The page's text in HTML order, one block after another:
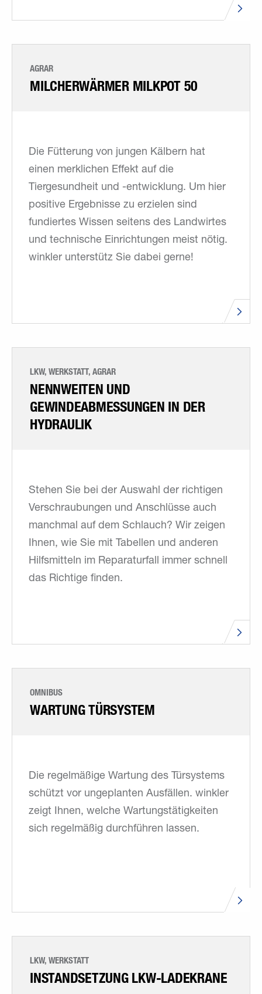
AGRAR
MILCH­ERWÄRMER MILKPOT 50
Die Fütterung von jungen Kälbern hat
einen merklichen Effekt auf die
Tiergesundheit und -entwicklung. Um hier
positive Ergebnisse zu erzielen sind
fundiertes Wissen seitens des Landwirtes
und technische Einrichtungen meist nötig.
winkler unterstütz Sie dabei gerne!
LKW, WERKSTATT, AGRAR
NENNWEITEN UND
GEWINDEABMESSUNGEN IN DER
HYDRAULIK
Stehen Sie bei der Auswahl der richtigen
Verschraubungen und Anschlüsse auch
manchmal auf dem Schlauch? Wir zeigen
Ihnen, wie Sie mit Tabellen und anderen
Hilfsmitteln im Reparaturfall immer schnell
das Richtige finden.
OMNIBUS
WARTUNG TÜRSYSTEM
Die regelmäßige Wartung des Türsystems
schützt vor ungeplanten Ausfällen. winkler
zeigt Ihnen, welche Wartungstätigkeiten
sich regelmäßig durchführen lassen.
LKW, WERKSTATT
INSTAND­SETZUNG LKW-LADEKRANE